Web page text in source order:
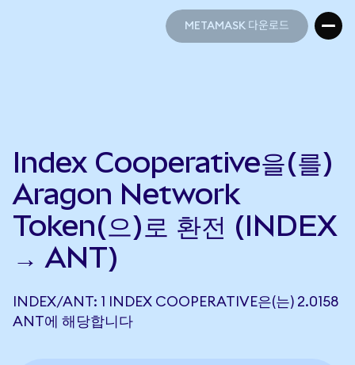
METAMASK 다운로드
Index Cooperative을(를)
Aragon Network
Token(으)로 환전 (INDEX
→ ANT)
INDEX/ANT: 1 INDEX COOPERATIVE은(는) 2.0158
ANT에 해당합니다